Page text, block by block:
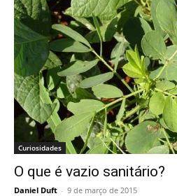
Curiosidades
O que é vazio sanitário?
Daniel Duft - 9 de março de 2015